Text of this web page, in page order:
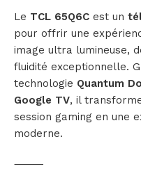
Le TCL 65Q6C est un
pour offrir une
image ultra lumineuse,
fluidité exceptionnelle.
technologie Quantum
Google TV, il
session gaming en une
moderne.
⸻